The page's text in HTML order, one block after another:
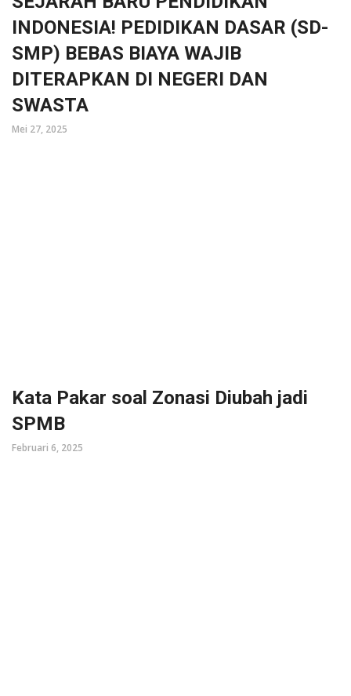
INDONESIA! PEDIDIKAN DASAR (SD-
SMP) BEBAS BIAYA WAJIB
DITERAPKAN DI NEGERI DAN
SWASTA
Mei 27, 2025
Kata Pakar soal Zonasi Diubah jadi
SPMB
Februari 6, 2025